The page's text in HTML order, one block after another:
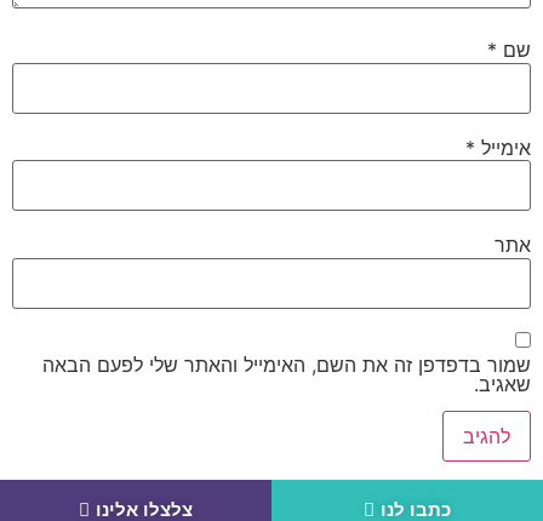
שם *
אימייל *
אתר
שמור בדפדפן זה את השם, האימייל והאתר שלי לפעם הבאה
שאגיב.
כתבו לנו צלצלו אלינו